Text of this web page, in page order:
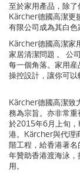
至於家用產品，除
Kärcher德國高潔更
有限公司成為其白色
Kärcher德國高潔家
家居清潔問題 。 公
每一個角落。家用
操控設計，讓你可以
Kärcher德國高潔致
務為宗旨。亦非常重
於2015年6月上旬
港。Kärcher與代理
階工程，給香港著
年贊助香港渡海泳
用。